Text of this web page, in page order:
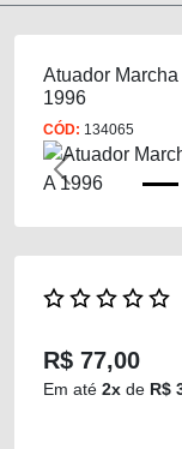
Atuador
1996
CÓD: 134065
Previous
R$ 77,00
Em até 2x de R$